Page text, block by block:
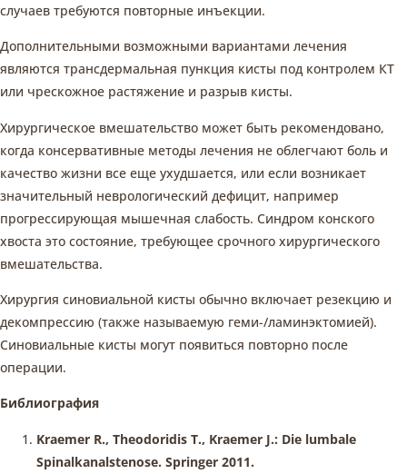
случаев требуются повторные инъекции.
Дополнительными возможными вариантами лечения
являются трансдермальная пункция кисты под контролем КТ
или чрескожное растяжение и разрыв кисты.
Хирургическое вмешательство может быть рекомендовано,
когда консервативные методы лечения не облегчают боль и
качество жизни все еще ухудшается, или если возникает
значительный неврологический дефицит, например
прогрессирующая мышечная слабость. Синдром конского
хвоста это состояние, требующее срочного хирургического
вмешательства.
Хирургия синовиальной кисты обычно включает резекцию и
декомпрессию (также называемую геми-/ламинэктомией).
Синовиальные кисты могут появиться повторно после
операции.
Библиография
Kraemer R., Theodoridis T., Kraemer J.: Die lumbale
Spinalkanalstenose. Springer 2011.